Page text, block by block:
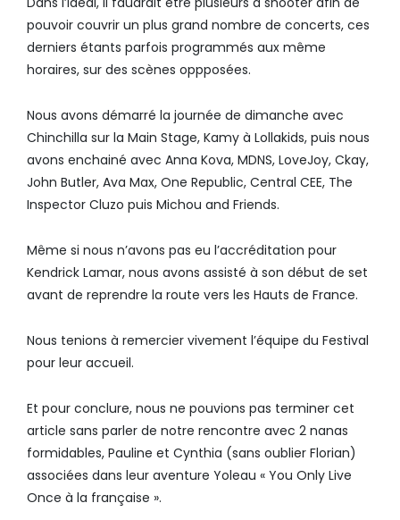
pouvoir couvrir un plus grand nombre de concerts, ces
derniers étants parfois programmés aux même
horaires, sur des scènes oppposées.
Nous avons démarré la journée de dimanche avec
Chinchilla sur la Main Stage, Kamy à Lollakids, puis nous
avons enchainé avec Anna Kova, MDNS, LoveJoy, Ckay,
John Butler, Ava Max, One Republic, Central CEE, The
Inspector Cluzo puis Michou and Friends.
Même si nous n’avons pas eu l’accréditation pour
Kendrick Lamar, nous avons assisté à son début de set
avant de reprendre la route vers les Hauts de France.
Nous tenions à remercier vivement l’équipe du Festival
pour leur accueil.
Et pour conclure, nous ne pouvions pas terminer cet
article sans parler de notre rencontre avec 2 nanas
formidables, Pauline et Cynthia (sans oublier Florian)
associées dans leur aventure Yoleau « You Only Live
Once à la française ».